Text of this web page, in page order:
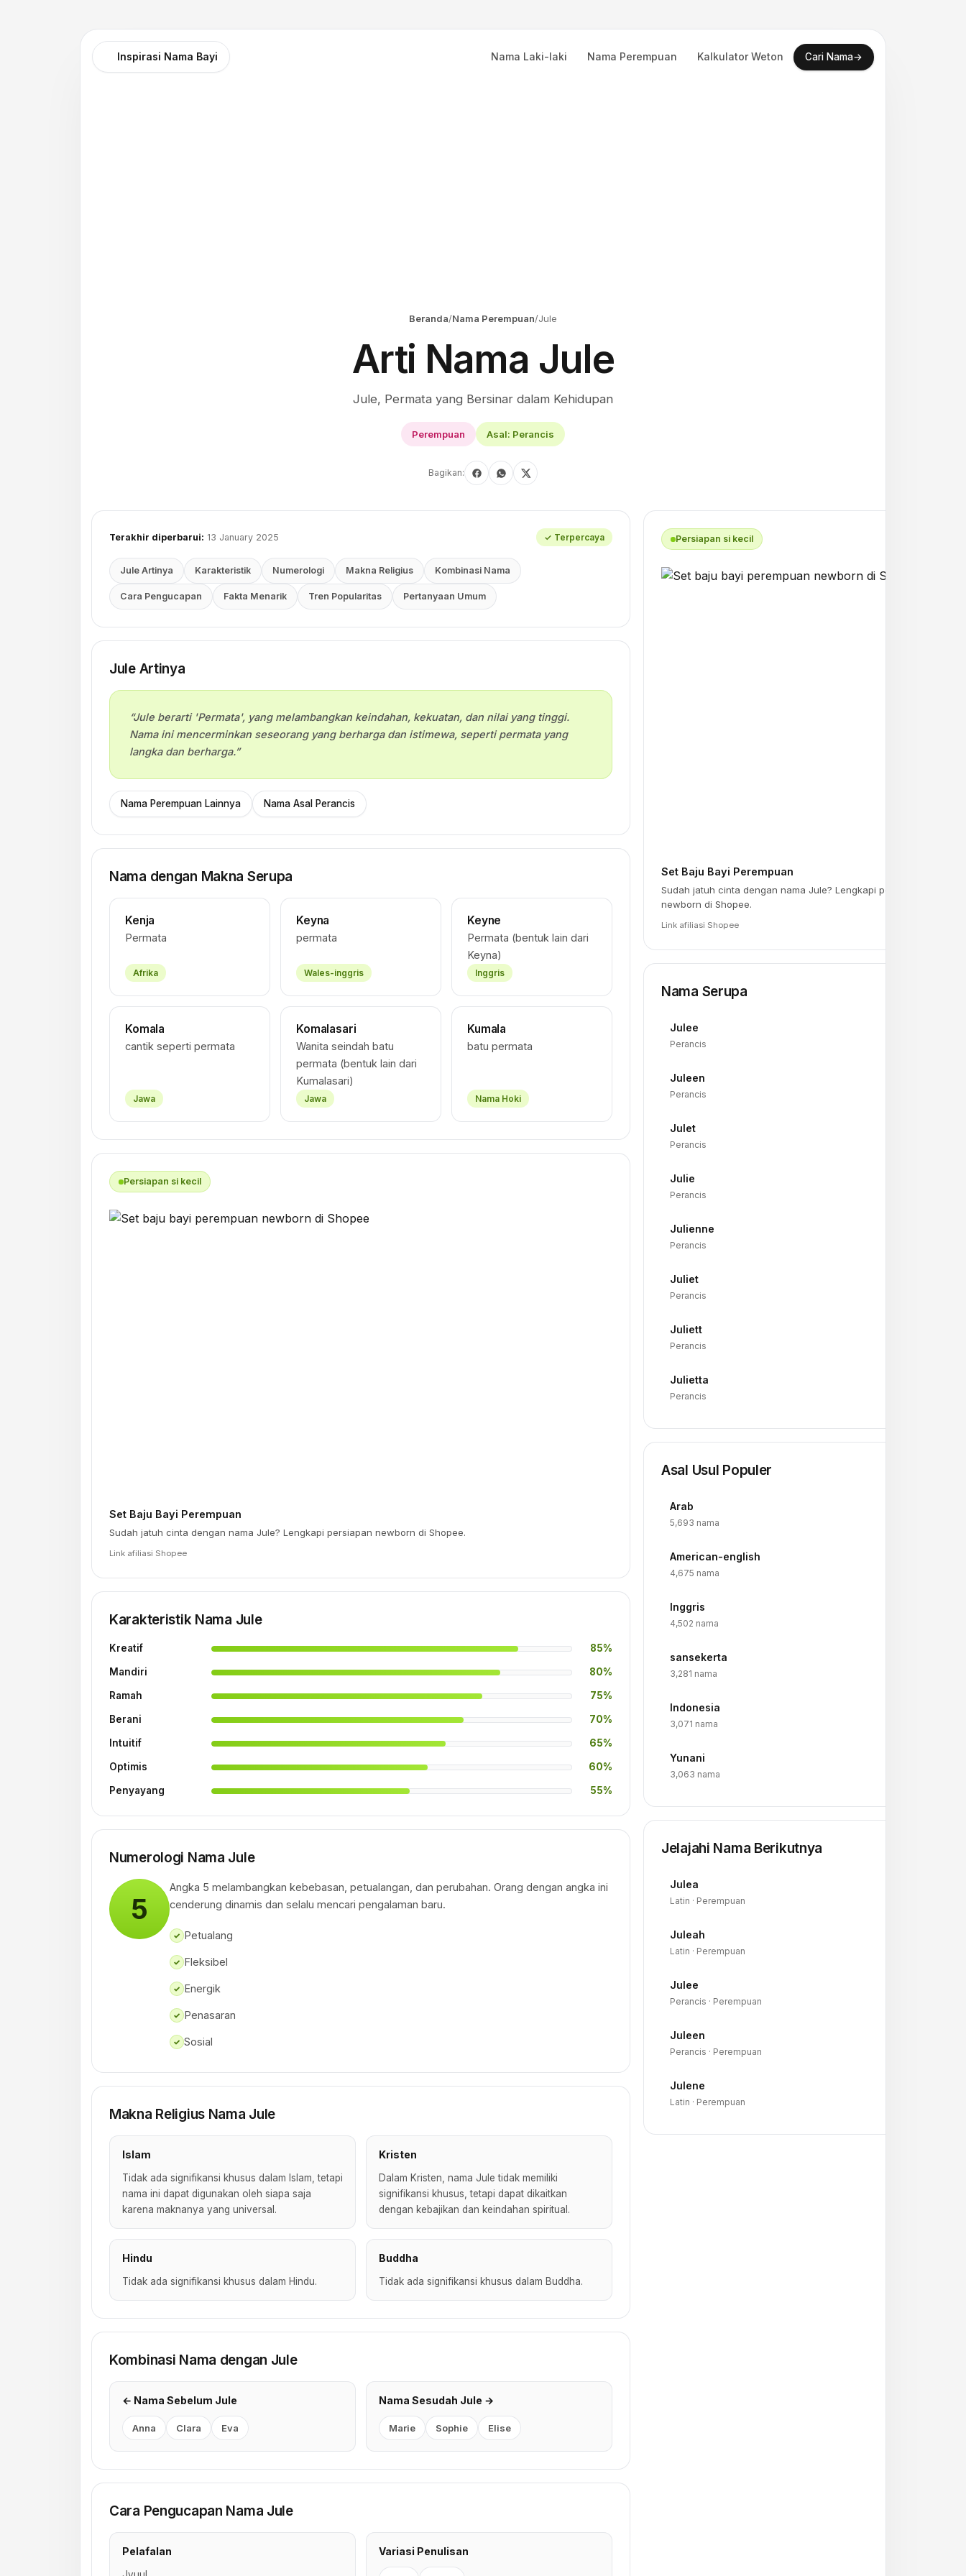
Inspirasi Nama Bayi Nama Laki-laki Nama Perempuan Kalkulator Weton Cari Nama→
Beranda/Nama Perempuan/Jule
Arti Nama Jule
Jule, Permata yang Bersinar dalam Kehidupan
Perempuan Asal: Perancis
Bagikan:
Terakhir diperbarui: 13 January 2025 ✓ Terpercaya
Jule Artinya Karakteristik Numerologi Makna Religius Kombinasi Nama
Cara Pengucapan Fakta Menarik Tren Popularitas Pertanyaan Umum
Jule Artinya
“Jule berarti 'Permata', yang melambangkan keindahan, kekuatan, dan nilai yang tinggi.
Nama ini mencerminkan seseorang yang berharga dan istimewa, seperti permata yang
langka dan berharga.”
Nama Perempuan Lainnya Nama Asal Perancis
Nama dengan Makna Serupa
Kenja
Permata
Afrika
Keyna
permata
Wales-inggris
Keyne
Permata (bentuk lain dari
Keyna)
Inggris
Komala
cantik seperti permata
Jawa
Komalasari
Wanita seindah batu
permata (bentuk lain dari
Kumalasari)
Jawa
Kumala
batu permata
Nama Hoki
Persiapan si kecil
Set Baju Bayi Perempuan
Sudah jatuh cinta dengan nama Jule? Lengkapi persiapan newborn di Shopee.
Link afiliasi Shopee
Karakteristik Nama Jule
Kreatif 85%
Mandiri 80%
Ramah 75%
Berani 70%
Intuitif 65%
Optimis 60%
Penyayang 55%
Numerologi Nama Jule
5
Angka 5 melambangkan kebebasan, petualangan, dan perubahan. Orang dengan angka ini
cenderung dinamis dan selalu mencari pengalaman baru.
✓ Petualang
✓ Fleksibel
✓ Energik
✓ Penasaran
✓ Sosial
Makna Religius Nama Jule
Islam
Tidak ada signifikansi khusus dalam Islam, tetapi
nama ini dapat digunakan oleh siapa saja
karena maknanya yang universal.
Kristen
Dalam Kristen, nama Jule tidak memiliki
signifikansi khusus, tetapi dapat dikaitkan
dengan kebajikan dan keindahan spiritual.
Hindu
Tidak ada signifikansi khusus dalam Hindu.
Buddha
Tidak ada signifikansi khusus dalam Buddha.
Kombinasi Nama dengan Jule
← Nama Sebelum Jule
Anna Clara Eva
Nama Sesudah Jule →
Marie Sophie Elise
Cara Pengucapan Nama Jule
Pelafalan Variasi Penulisan
Persiapan si kecil
Set Baju Bayi Perempuan
Sudah jatuh cinta dengan nama Jule? Lengkapi persiapan
newborn di Shopee.
Link afiliasi Shopee
Nama Serupa
Julee
Perancis
Juleen
Perancis
Julet
Perancis
Julie
Perancis
Julienne
Perancis
Juliet
Perancis
Juliett
Perancis
Julietta
Perancis
Asal Usul Populer
Arab
5,693 nama
American-english
4,675 nama
Inggris
4,502 nama
sansekerta
3,281 nama
Indonesia
3,071 nama
Yunani
3,063 nama
Jelajahi Nama Berikutnya
Julea
Latin · Perempuan
Juleah
Latin · Perempuan
Julee
Perancis · Perempuan
Juleen
Perancis · Perempuan
Julene
Latin · Perempuan